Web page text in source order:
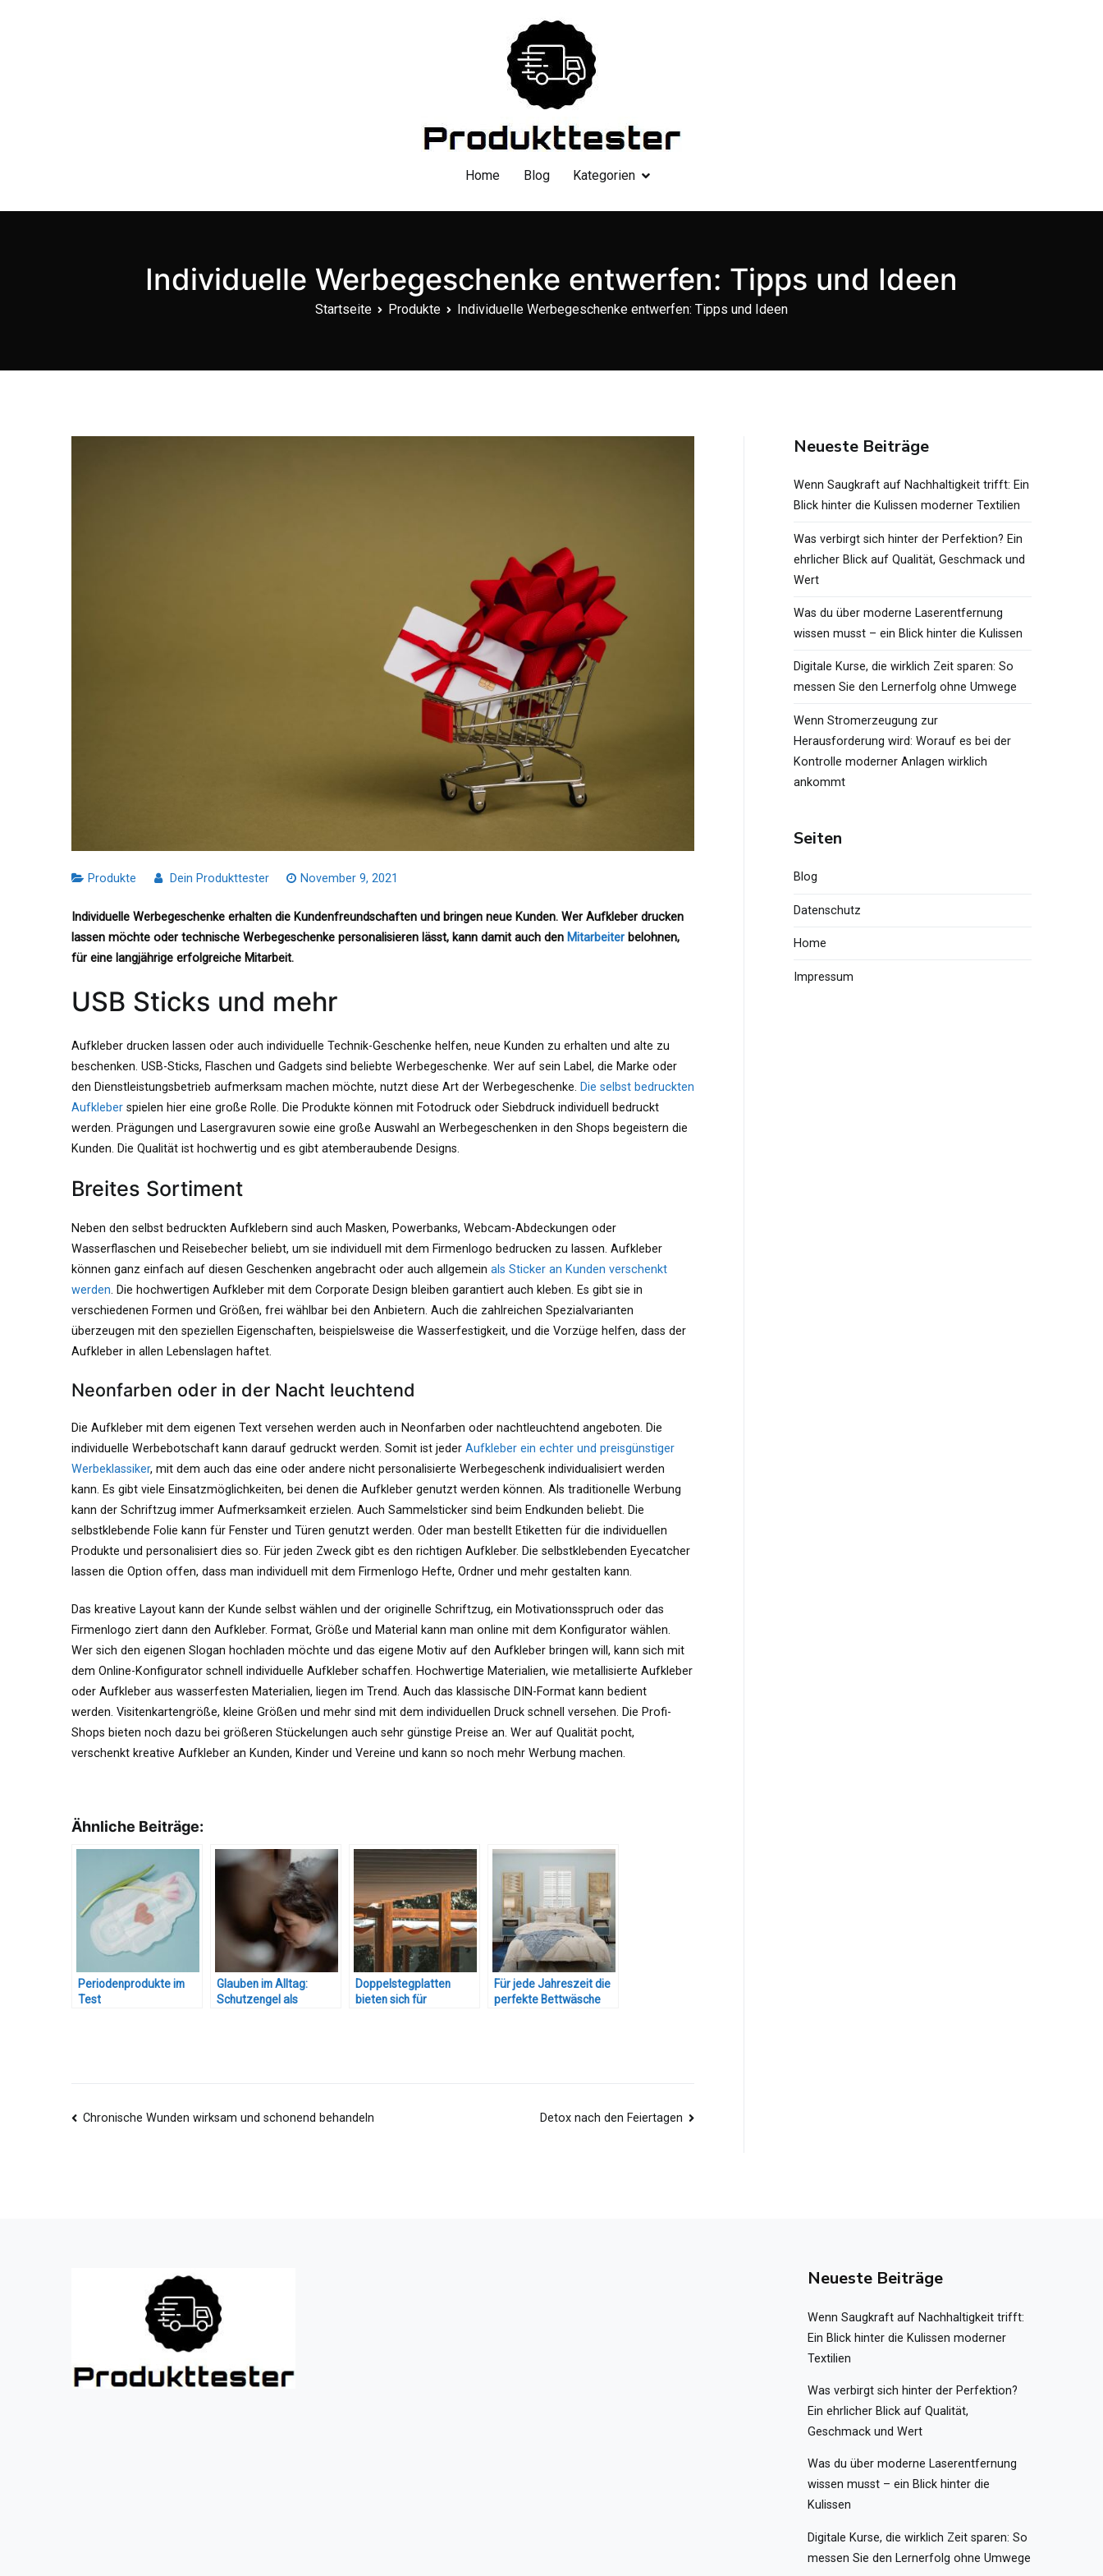
Home Blog Kategorien
Individuelle Werbegeschenke entwerfen: Tipps und Ideen
Startseite Produkte Individuelle Werbegeschenke entwerfen: Tipps und Ideen
Produkte Dein Produkttester November 9, 2021
Individuelle Werbegeschenke erhalten die Kundenfreundschaften und bringen neue Kunden. Wer Aufkleber drucken
lassen möchte oder technische Werbegeschenke personalisieren lässt, kann damit auch den Mitarbeiter belohnen,
für eine langjährige erfolgreiche Mitarbeit.
USB Sticks und mehr
Aufkleber drucken lassen oder auch individuelle Technik-Geschenke helfen, neue Kunden zu erhalten und alte zu
beschenken. USB-Sticks, Flaschen und Gadgets sind beliebte Werbegeschenke. Wer auf sein Label, die Marke oder
den Dienstleistungsbetrieb aufmerksam machen möchte, nutzt diese Art der Werbegeschenke. Die selbst bedruckten
Aufkleber spielen hier eine große Rolle. Die Produkte können mit Fotodruck oder Siebdruck individuell bedruckt
werden. Prägungen und Lasergravuren sowie eine große Auswahl an Werbegeschenken in den Shops begeistern die
Kunden. Die Qualität ist hochwertig und es gibt atemberaubende Designs.
Breites Sortiment
Neben den selbst bedruckten Aufklebern sind auch Masken, Powerbanks, Webcam-Abdeckungen oder
Wasserflaschen und Reisebecher beliebt, um sie individuell mit dem Firmenlogo bedrucken zu lassen. Aufkleber
können ganz einfach auf diesen Geschenken angebracht oder auch allgemein als Sticker an Kunden verschenkt
werden. Die hochwertigen Aufkleber mit dem Corporate Design bleiben garantiert auch kleben. Es gibt sie in
verschiedenen Formen und Größen, frei wählbar bei den Anbietern. Auch die zahlreichen Spezialvarianten
überzeugen mit den speziellen Eigenschaften, beispielsweise die Wasserfestigkeit, und die Vorzüge helfen, dass der
Aufkleber in allen Lebenslagen haftet.
Neonfarben oder in der Nacht leuchtend
Die Aufkleber mit dem eigenen Text versehen werden auch in Neonfarben oder nachtleuchtend angeboten. Die
individuelle Werbebotschaft kann darauf gedruckt werden. Somit ist jeder Aufkleber ein echter und preisgünstiger
Werbeklassiker, mit dem auch das eine oder andere nicht personalisierte Werbegeschenk individualisiert werden
kann. Es gibt viele Einsatzmöglichkeiten, bei denen die Aufkleber genutzt werden können. Als traditionelle Werbung
kann der Schriftzug immer Aufmerksamkeit erzielen. Auch Sammelsticker sind beim Endkunden beliebt. Die
selbstklebende Folie kann für Fenster und Türen genutzt werden. Oder man bestellt Etiketten für die individuellen
Produkte und personalisiert dies so. Für jeden Zweck gibt es den richtigen Aufkleber. Die selbstklebenden Eyecatcher
lassen die Option offen, dass man individuell mit dem Firmenlogo Hefte, Ordner und mehr gestalten kann.
Das kreative Layout kann der Kunde selbst wählen und der originelle Schriftzug, ein Motivationsspruch oder das
Firmenlogo ziert dann den Aufkleber. Format, Größe und Material kann man online mit dem Konfigurator wählen.
Wer sich den eigenen Slogan hochladen möchte und das eigene Motiv auf den Aufkleber bringen will, kann sich mit
dem Online-Konfigurator schnell individuelle Aufkleber schaffen. Hochwertige Materialien, wie metallisierte Aufkleber
oder Aufkleber aus wasserfesten Materialien, liegen im Trend. Auch das klassische DIN-Format kann bedient
werden. Visitenkartengröße, kleine Größen und mehr sind mit dem individuellen Druck schnell versehen. Die Profi-
Shops bieten noch dazu bei größeren Stückelungen auch sehr günstige Preise an. Wer auf Qualität pocht,
verschenkt kreative Aufkleber an Kunden, Kinder und Vereine und kann so noch mehr Werbung machen.
Ähnliche Beiträge:
Periodenprodukte im
Test
Glauben im Alltag:
Schutzengel als
Doppelstegplatten
bieten sich für
Für jede Jahreszeit die
perfekte Bettwäsche
Beitragsnavigation
Chronische Wunden wirksam und schonend behandeln Detox nach den Feiertagen
Neueste Beiträge
Wenn Saugkraft auf Nachhaltigkeit trifft: Ein
Blick hinter die Kulissen moderner Textilien
Was verbirgt sich hinter der Perfektion? Ein
ehrlicher Blick auf Qualität, Geschmack und
Wert
Was du über moderne Laserentfernung
wissen musst – ein Blick hinter die Kulissen
Digitale Kurse, die wirklich Zeit sparen: So
messen Sie den Lernerfolg ohne Umwege
Wenn Stromerzeugung zur
Herausforderung wird: Worauf es bei der
Kontrolle moderner Anlagen wirklich
ankommt
Seiten
Blog
Datenschutz
Home
Impressum
Neueste Beiträge
Wenn Saugkraft auf Nachhaltigkeit trifft:
Ein Blick hinter die Kulissen moderner
Textilien
Was verbirgt sich hinter der Perfektion?
Ein ehrlicher Blick auf Qualität,
Geschmack und Wert
Was du über moderne Laserentfernung
wissen musst – ein Blick hinter die
Kulissen
Digitale Kurse, die wirklich Zeit sparen: So
messen Sie den Lernerfolg ohne Umwege